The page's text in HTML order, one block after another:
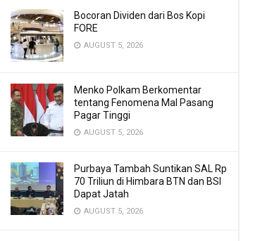
Bocoran Dividen dari Bos Kopi
FORE
AUGUST 5, 2026
Menko Polkam Berkomentar
tentang Fenomena Mal Pasang
Pagar Tinggi
AUGUST 5, 2026
Purbaya Tambah Suntikan SAL Rp
70 Triliun di Himbara BTN dan BSI
Dapat Jatah
AUGUST 5, 2026